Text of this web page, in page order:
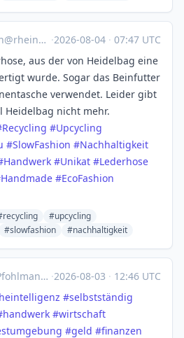
·2026-08-04 · 07:47 UTC
aus der von Heidelbag eine
wurde. Sogar das Beinfutter
verwendet. Leider gibt
Heidelbag nicht mehr.
Recycling #Upcycling
#SlowFashion #Nachhaltigkeit
Handwerk #Unikat #Lederhose
Handmade #EcoFashion
#upcycling
#slowfashion #nachhaltigkeit
·2026-08-03 · 12:46 UTC
#selbstständig
handwerk #wirtschaft
#geld #finanzen